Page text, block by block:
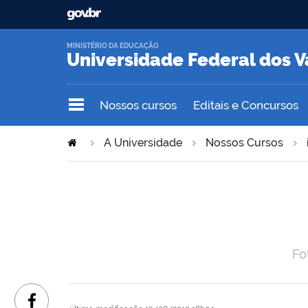
Universidade Federal dos
MINISTÉRIO DA EDUCAÇÃO
Nossos cursos Editais e Concursos
A Universidade Nossos Cursos